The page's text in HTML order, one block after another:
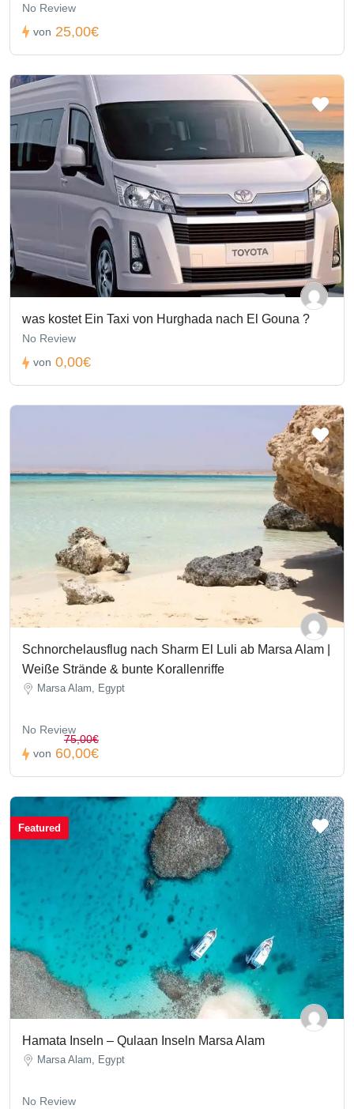
No Review
von 25,00€
was kostet Ein Taxi von Hurghada nach El Gouna ?
No Review
von 0,00€
Schnorchelausflug nach Sharm El Luli ab Marsa Alam |
Weiße Strände & bunte Korallenriffe
Marsa Alam, Egypt
No Review
von
75,00€
60,00€
Featured
Hamata Inseln – Qulaan Inseln Marsa Alam
Marsa Alam, Egypt
No Review